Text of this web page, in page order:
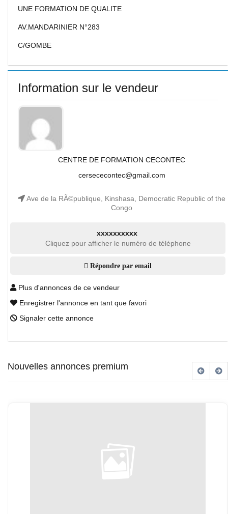
UNE FORMATION DE QUALITE
AV.MANDARINIER N°283
C/GOMBE
Information sur le vendeur
CENTRE DE FORMATION CECONTEC
cersececontec@gmail.com
Ave de la RÃ©publique, Kinshasa, Democratic Republic of the
Congo
xxxxxxxxxx
Cliquez pour afficher le numéro de téléphone
Répondre par email
Plus d'annonces de ce vendeur
Enregistrer l'annonce en tant que favori
Signaler cette annonce
Nouvelles annonces premium